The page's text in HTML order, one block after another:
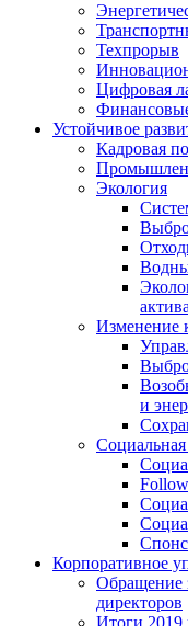
Техпрорыв
Цифровая
Устойчивое
Кадровая
Экология
Изменение
и
Социальная
Корпоративное
Обращение
директоров
Итоги 2019